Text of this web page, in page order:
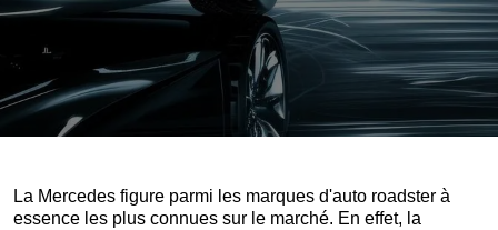
La Mercedes figure parmi les marques d'auto roadster à
essence les plus connues sur le marché. En effet, la